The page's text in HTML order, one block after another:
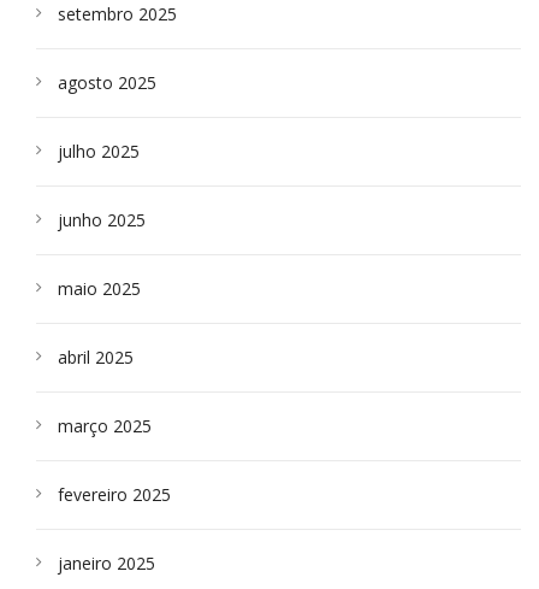
setembro 2025
agosto 2025
julho 2025
junho 2025
maio 2025
abril 2025
março 2025
fevereiro 2025
janeiro 2025